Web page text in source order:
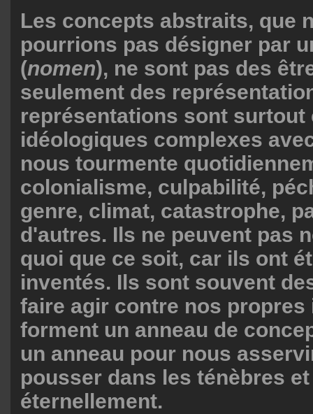
Les concepts abstraits, que
pourrions pas désigner par
(nomen), ne sont pas des
seulement des
représentations sont surtout
idéologiques complexes
nous tourmente
colonialisme, culpabilité,
genre, climat, catastrophe,
d'autres. Ils ne peuvent pas
quoi que ce soit, car ils ont
inventés. Ils sont souvent
faire agir contre nos propres
forment un anneau de
un anneau pour nous
pousser dans les ténèbres
éternellement.